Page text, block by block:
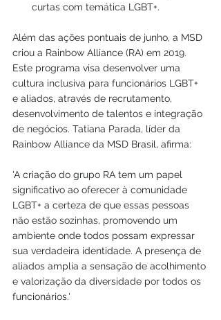
curtas com temática LGBT+.
Além das ações pontuais de junho, a MSD
criou a Rainbow Alliance (RA) em 2019.
Este programa visa desenvolver uma
cultura inclusiva para funcionários LGBT+
e aliados, através de recrutamento,
desenvolvimento de talentos e integração
de negócios. Tatiana Parada, líder da
Rainbow Alliance da MSD Brasil, afirma:
'A criação do grupo RA tem um papel
significativo ao oferecer à comunidade
LGBT+ a certeza de que essas pessoas
não estão sozinhas, promovendo um
ambiente onde todos possam expressar
sua verdadeira identidade. A presença de
aliados amplia a sensação de acolhimento
e valorização da diversidade por todos os
funcionários.'